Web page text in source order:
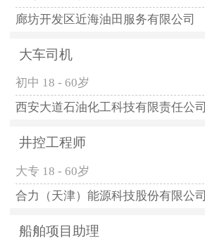
廊坊开发区近海油田服务有限公司
大车司机
初中 18 - 60岁
西安大道石油化工科技有限责任公司
井控工程师
大专 18 - 60岁
合力（天津）能源科技股份有限公司
船舶项目助理